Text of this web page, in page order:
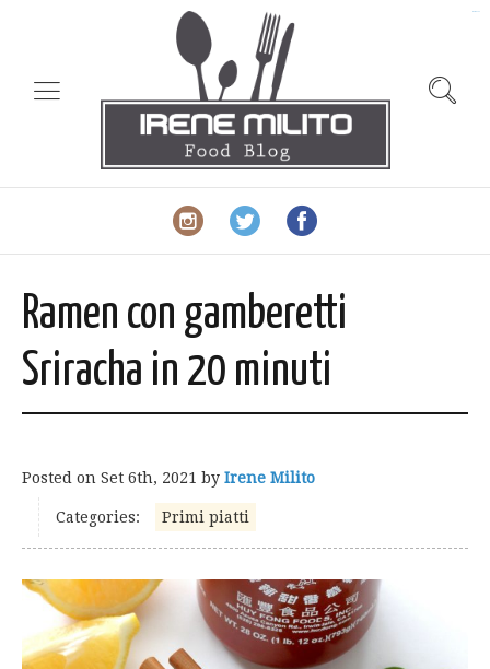
Ramen con gamberetti
Sriracha in 20 minuti
Posted on Set 6th, 2021 by Irene Milito
Categories: Primi piatti